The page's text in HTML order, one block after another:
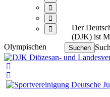
Schrift
einstellen
Schrift
einstellen
besser
lesbar
machen
Standardschrift
festlegen
Suchen
Der
(DJK) ist
Olympischen